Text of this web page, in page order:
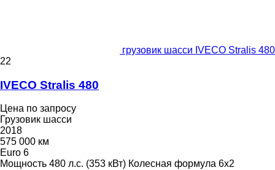
грузовик шасси IVECO Stralis 480
22
IVECO Stralis 480
Цена по запросу
Грузовик шасси
2018
575 000 км
Euro 6
Мощность 480 л.с. (353 кВт) Колесная формула 6x2